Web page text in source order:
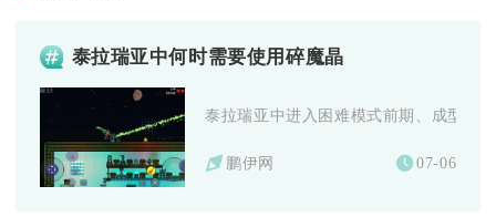
泰拉瑞亚中何时需要使用碎魔晶
泰拉瑞亚中进入困难模式前期、成型法
鹏伊网 07-06